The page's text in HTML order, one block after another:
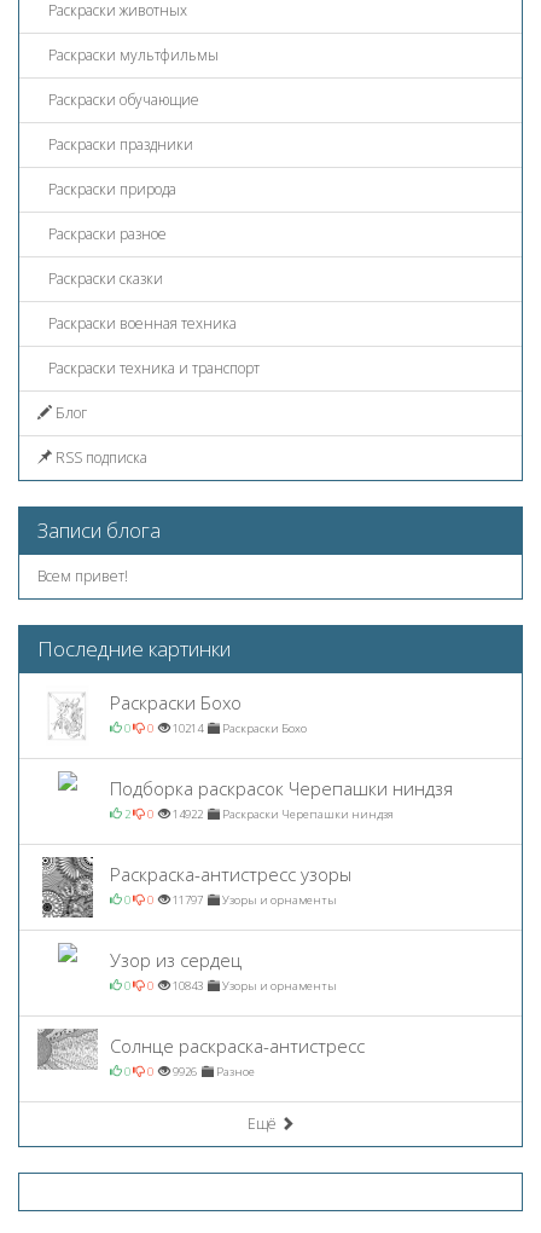
Раскраски животных
Раскраски мультфильмы
Раскраски обучающие
Раскраски праздники
Раскраски природа
Раскраски разное
Раскраски сказки
Раскраски военная техника
Раскраски техника и транспорт
Блог
RSS подписка
Записи блога
Всем привет!
Последние картинки
Раскраски Бохо
0 0 10214 Раскраски Бохо
Подборка раскрасок Черепашки ниндзя
2 0 14922 Раскраски Черепашки ниндзя
Раскраска-антистресс узоры
0 0 11797 Узоры и орнаменты
Узор из сердец
0 0 10843 Узоры и орнаменты
Солнце раскраска-антистресс
0 0 9926 Разное
Ещё